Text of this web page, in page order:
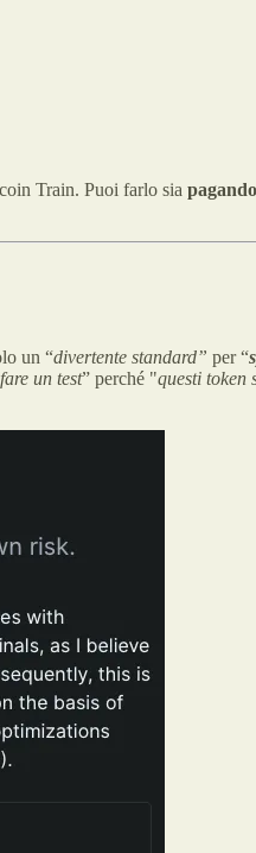
Train. Puoi farlo sia
un “divertente standard” per “
fare un test” perché "questi token